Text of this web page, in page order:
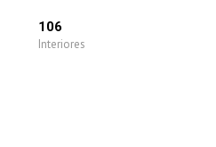
106
Interiores